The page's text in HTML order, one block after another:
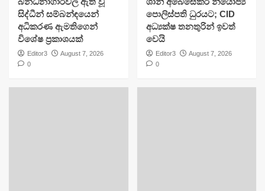
සිද්ධීන් සම්බන්ඳයෙන්
අධිකරණ ඇමතිගෙන්
විශේෂ ප්‍රකාශයක්
Editor3
August 7, 2026
0
පොලිස්පති ධුරයට; CID
අධ්‍යක්ෂ තනතුරින් ඉවත්
වෙයි
Editor3
August 7, 2026
0